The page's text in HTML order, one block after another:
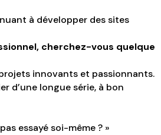
à développer des sites
cherchez-vous quelque
innovants et passionnants.
d’une longue série, à bon
essayé soi-même ? »